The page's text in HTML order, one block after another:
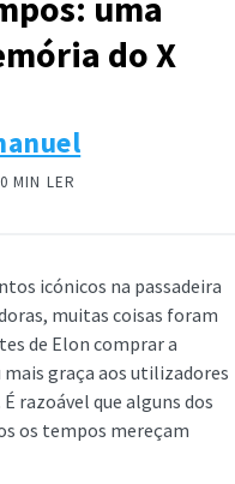
do X
MIN LER
icónicos na passadeira
muitas coisas foram
de Elon comprar a
graça aos utilizadores
razoável que alguns dos
os tempos mereçam